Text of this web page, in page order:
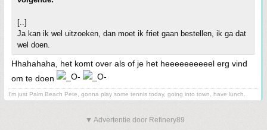
[..]
Ja kan ik wel uitzoeken, dan moet ik friet gaan bestellen, ik ga dat
wel doen.
Hhahahaha, het komt over als of je het heeeeeeeeeel erg vind
om te doen
I'm just Palm Beach Pete, gonna play some tennis today, going into town, have lunch.
▼ Advertentie door Refinery89